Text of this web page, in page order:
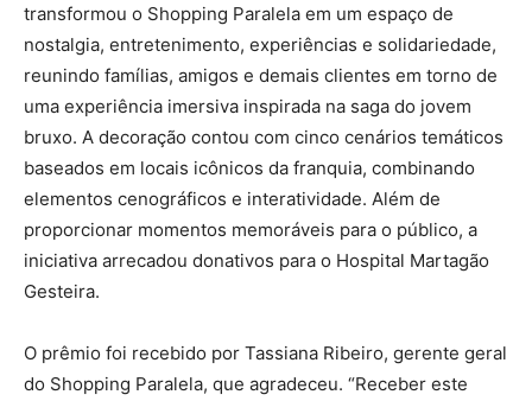
transformou o Shopping Paralela em um espaço de
nostalgia, entretenimento, experiências e solidariedade,
reunindo famílias, amigos e demais clientes em torno de
uma experiência imersiva inspirada na saga do jovem
bruxo. A decoração contou com cinco cenários temáticos
baseados em locais icônicos da franquia, combinando
elementos cenográficos e interatividade. Além de
proporcionar momentos memoráveis para o público, a
iniciativa arrecadou donativos para o Hospital Martagão
Gesteira.
O prêmio foi recebido por Tassiana Ribeiro, gerente geral
do Shopping Paralela, que agradeceu. “Receber este